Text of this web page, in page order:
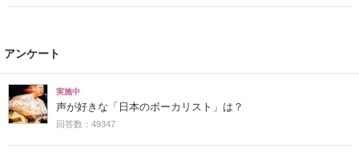
アンケート
実施中
声が好きな「日本のボーカリスト」は？
回答数：49347